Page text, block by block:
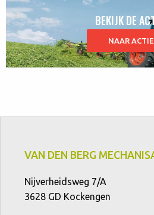
BEKIJK DE
NAAR
VAN DEN BERG
Nijverheidsweg 7/A
3628 GD Kockengen